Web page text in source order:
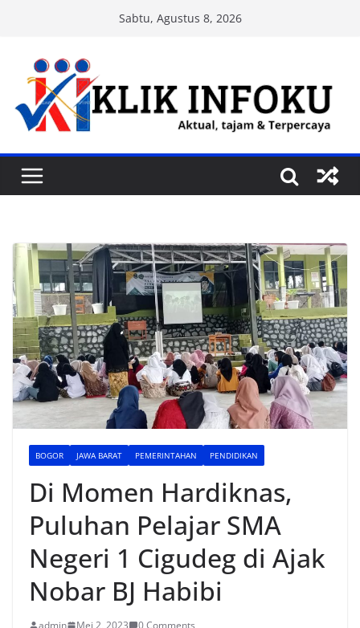
content
Sabtu, Agustus 8, 2026
BOGOR JAWA BARAT PEMERINTAHAN PENDIDIKAN
Di Momen Hardiknas,
Puluhan Pelajar SMA
Negeri 1 Cigudeg di Ajak
Nobar BJ Habibi